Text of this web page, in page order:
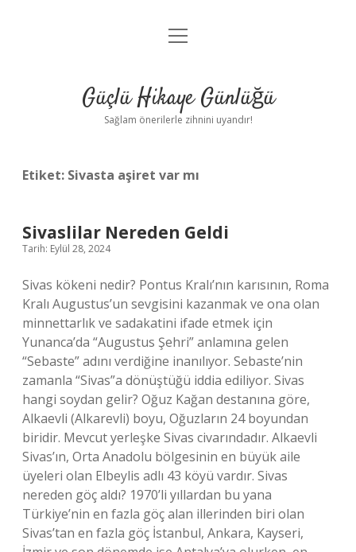
Anasayfa
Yasal Uyarı
menüyü
Güçlü Hikaye Günlüğü
Sağlam önerilerle zihnini uyandır!
Etiket: Sivasta aşiret var mı
Sivaslilar Nereden Geldi
Tarih: Eylül 28, 2024
Sivas kökeni nedir? Pontus Kralı’nın karısının, Roma
Kralı Augustus’un sevgisini kazanmak ve ona olan
minnettarlık ve sadakatini ifade etmek için
Yunanca’da “Augustus Şehri” anlamına gelen
“Sebaste” adını verdiğine inanılıyor. Sebaste’nin
zamanla “Sivas”a dönüştüğü iddia ediliyor. Sivas
hangi soydan gelir? Oğuz Kağan destanına göre,
Alkaevli (Alkarevli) boyu, Oğuzların 24 boyundan
biridir. Mevcut yerleşke Sivas civarındadır. Alkaevli
Sivas’ın, Orta Anadolu bölgesinin en büyük aile
üyeleri olan Elbeylis adlı 43 köyü vardır. Sivas
nereden göç aldı? 1970’li yıllardan bu yana
Türkiye’nin en fazla göç alan illerinden biri olan
Sivas’tan en fazla göç İstanbul, Ankara, Kayseri,